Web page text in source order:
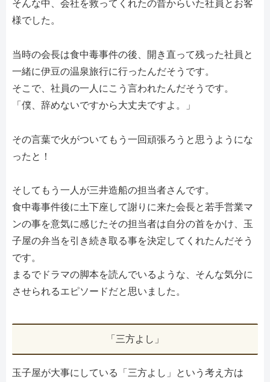
そんな中、会社を救ってくれたの昔からいた社員とお客
様でした。
当時の会長は食中毒事件の後、開き直って残った社員と
一緒に伊豆の温泉旅行に行ったんだそうです。
そこで、社員の一人にこう言われたんだそうです。
「僕、辞めないですから大丈夫ですよ。」
その言葉で火がついてもう一回頑張ろうと思うようにな
ったと！
そしてもう一人が三井造船の担当者さんです。
食中毒事件後に土下座して謝りに来た会長と若手営業マ
ンの事を意気に感じたその担当者は自分の首をかけ、玉
子屋の弁当を引き続き取る事を決定してくれたんだそう
です。
まるでドラマの脚本を読んでいるような、そんな気分に
させられるエピソードだと思いました。
「三方よし」
玉子屋が大事にしている「三方よし」という考え方は